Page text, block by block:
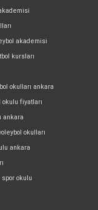
akademisi
kursları
okulları ankara
okulu fiyatları
ankara
okulları
ankara
spor okulu